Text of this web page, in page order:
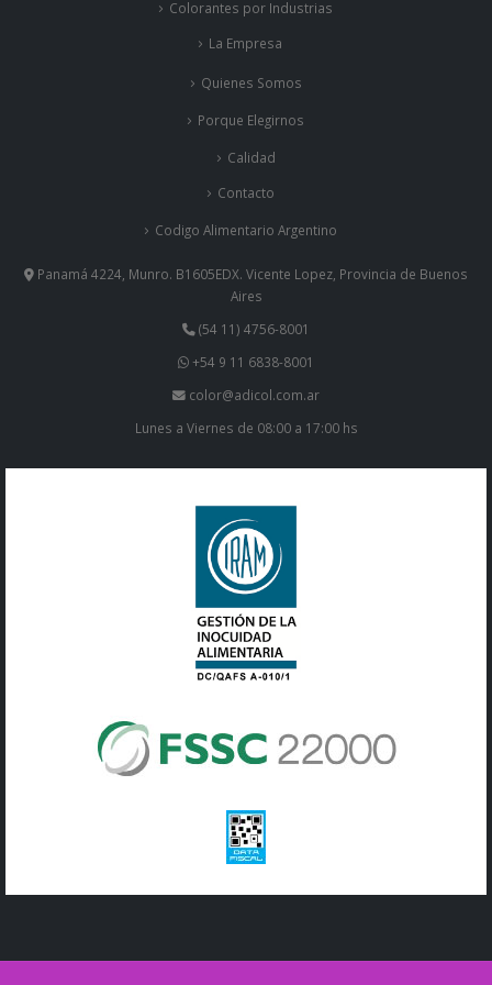
Colorantes por Industrias
La Empresa
Quienes Somos
Porque Elegirnos
Calidad
Contacto
Codigo Alimentario Argentino
Panamá 4224, Munro. B1605EDX. Vicente Lopez, Provincia de Buenos
Aires
(54 11) 4756-8001
+54 9 11 6838-8001
color@adicol.com.ar
Lunes a Viernes de 08:00 a 17:00 hs